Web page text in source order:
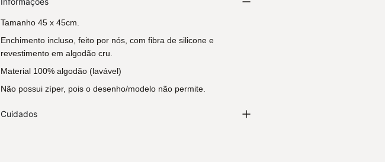
Tamanho 45 x 45cm.
Enchimento incluso, feito por nós, com fibra de silicone e
revestimento em algodão cru.
Material 100% algodão (lavável)
Não possui zíper, pois o desenho/modelo não permite.
Cuidados